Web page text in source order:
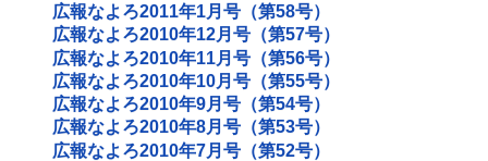
広報なよろ2011年1月号（第58号）
広報なよろ2010年12月号（第57号）
広報なよろ2010年11月号（第56号）
広報なよろ2010年10月号（第55号）
広報なよろ2010年9月号（第54号）
広報なよろ2010年8月号（第53号）
広報なよろ2010年7月号（第52号）